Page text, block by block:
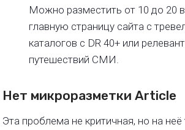
Можно разместить от 10 до 20
главную страницу сайта с
каталогов с DR 40+ или
путешествий СМИ.
Нет микроразметки Article
Эта проблема не критичная, но на